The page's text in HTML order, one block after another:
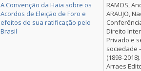
A Convenção da Haia sobre os
Acordos de Eleição de Foro e
efeitos de sua ratificação pelo
Brasil
RAMOS,
ARAUJO,
Direito
Privado e
sociedade
(1893-
Arraes